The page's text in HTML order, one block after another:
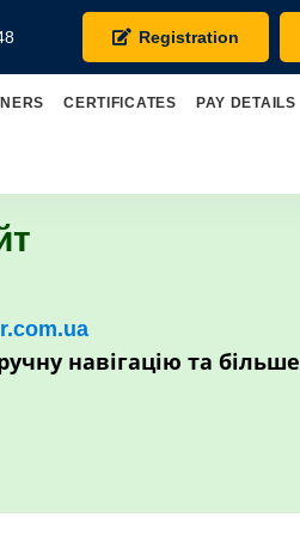
Registration
CERTIFICATES PAY DETAILS
навігацію та більше